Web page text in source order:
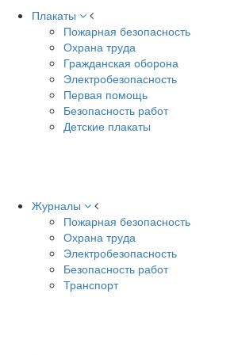
Плакаты
Пожарная безопасность
Охрана труда
Гражданская оборона
Электробезопасность
Первая помощь
Безопасность работ
Детские плакаты
Журналы
Пожарная безопасность
Охрана труда
Электробезопасность
Безопасность работ
Транспорт